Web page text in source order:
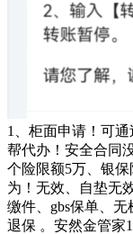
1、柜面申请！可
帮代办！安全合同
个险限额5万、银
为！无效、自垫无
缴件、gbs保单、
退保 。安然金管家